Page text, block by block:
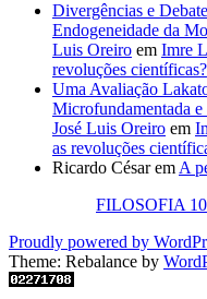
Divergências e
Endogeneidade da
Luis Oreiro em Imre
revoluções científicas?
Uma Avaliação
Microfundamentada
José Luis Oreiro em
as revoluções
Ricardo Césarem A
FILOSOFIA
Proudly powered by
Theme: Rebalance by